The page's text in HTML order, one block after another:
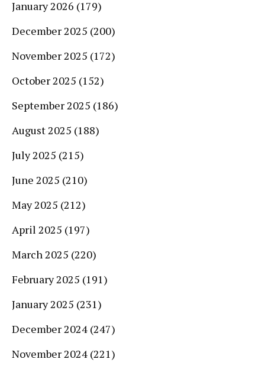
January 2026 (179)
December 2025 (200)
November 2025 (172)
October 2025 (152)
September 2025 (186)
August 2025 (188)
July 2025 (215)
June 2025 (210)
May 2025 (212)
April 2025 (197)
March 2025 (220)
February 2025 (191)
January 2025 (231)
December 2024 (247)
November 2024 (221)